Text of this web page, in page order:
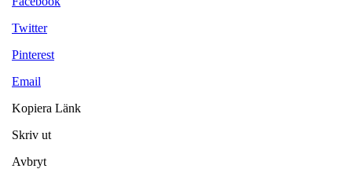
Twitter
Pinterest
Email
Kopiera Länk
Skriv ut
Avbryt